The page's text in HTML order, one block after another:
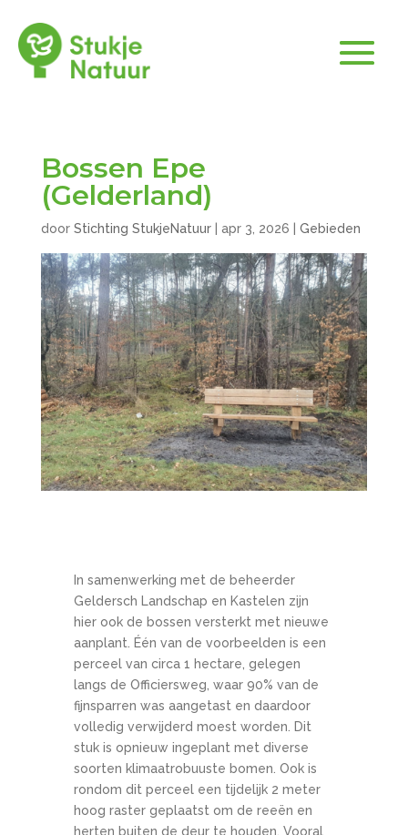
Bossen Epe
(Gelderland)
door Stichting StukjeNatuur| apr 3, 2026 Gebieden
In samenwerking met de beheerder
Geldersch Landschap en Kastelen zijn
hier ook de bossen versterkt met nieuwe
aanplant. Één van de voorbeelden is een
perceel van circa 1 hectare, gelegen
langs de Officiersweg, waar 90% van de
fijnsparren was aangetast en daardoor
volledig verwijderd moest worden. Dit
stuk is opnieuw ingeplant met diverse
soorten klimaatrobuuste bomen. Ook is
rondom dit perceel een tijdelijk 2 meter
hoog raster geplaatst om de reeën en
herten buiten de deur te houden. Vooral